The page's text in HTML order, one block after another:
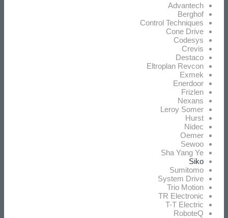
Advantech
Berghof
Control Techniques
Cone Drive
Codesys
Crevis
Destaco
Eltroplan Revcon
Exmek
Enerdoor
Frizlen
Nexans
Leroy Somer
Hurst
Nidec
Oemer
Sewoo
Sha Yang Ye
Siko
Sumitomo
System Drive
Trio Motion
TR Electronic
T-T Electric
RoboteQ